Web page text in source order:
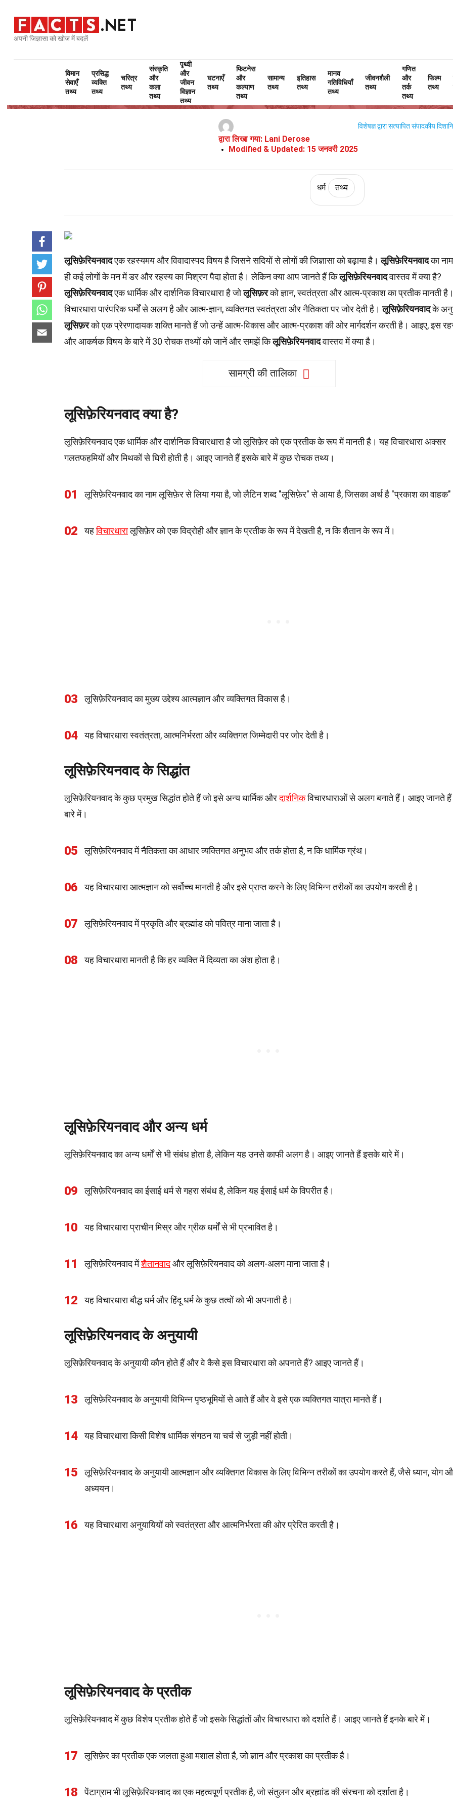
अपनी जिज्ञासा को खोज में बदलें
विमान
सेवाएँ
तथ्य
प्रसिद्ध
व्यक्ति
तथ्य
चरित्र
तथ्य
संस्कृति
और
कला
तथ्य
पृथ्वी
और
जीवन
विज्ञान
तथ्य
घटनाएँ
तथ्य
फिटनेस
और
कल्याण
तथ्य
सामान्य
तथ्य
इतिहास
तथ्य
मानव
गतिविधियाँ
तथ्य
जीवनशैली
तथ्य
गणित
और
तर्क
तथ्य
फिल्म
तथ्य
लूसिफ़ेरियनवाद के बारे में 30 तथ्य
द्वारा लिखा गया: Lani Derose
Modified & Updated: 15 जनवरी 2025
विशेषज्ञ द्वारा सत्यापित संपादकीय
धर्म तथ्य
लूसिफ़ेरियनवादएक रहस्यमय और विवादास्पद विषय है जिसने सदियों से लोगों की जिज्ञासा को बढ़ाया है।लूसिफ़ेरियनवादका
ही कई लोगों के मन में डर और रहस्य का मिश्रण पैदा होता है। लेकिन क्या आप जानते हैं किलूसिफ़ेरियनवादवास्तव में क्या है?
लूसिफ़ेरियनवादएक धार्मिक और दार्शनिक विचारधारा है जोलूसिफ़रको ज्ञान, स्वतंत्रता और आत्म-प्रकाश का प्रतीक मानती
विचारधारा पारंपरिक धर्मों से अलग है और आत्म-ज्ञान, व्यक्तिगत स्वतंत्रता और नैतिकता पर जोर देती है।लूसिफ़ेरियनवादके
लूसिफ़रको एक प्रेरणादायक शक्ति मानते हैं जो उन्हें आत्म-विकास और आत्म-प्रकाश की ओर मार्गदर्शन करती है। आइए, इस
और आकर्षक विषय के बारे में 30 रोचक तथ्यों को जानें और समझें किलूसिफ़ेरियनवादवास्तव में क्या है।
सामग्री की तालिका
लूसिफ़ेरियनवाद क्या है?
लूसिफ़ेरियनवाद एक धार्मिक और दार्शनिक विचारधारा है जो लूसिफ़ेर को एक प्रतीक के रूप में मानती है। यह विचारधारा अक्सर
गलतफहमियों और मिथकों से घिरी होती है। आइए जानते हैं इसके बारे में कुछ रोचक तथ्य।
01 लूसिफ़ेरियनवाद का नाम लूसिफ़ेर से लिया गया है, जो लैटिन शब्द "लूसिफ़ेर" से आया है, जिसका अर्थ है "प्रकाश का
02 यहविचारधारालूसिफ़ेर को एक विद्रोही और ज्ञान के प्रतीक के रूप में देखती है, न कि शैतान के रूप में।
03 लूसिफ़ेरियनवाद का मुख्य उद्देश्य आत्मज्ञान और व्यक्तिगत विकास है।
04 यह विचारधारा स्वतंत्रता, आत्मनिर्भरता और व्यक्तिगत जिम्मेदारी पर जोर देती है।
लूसिफ़ेरियनवाद के सिद्धांत
लूसिफ़ेरियनवाद के कुछ प्रमुख सिद्धांत होते हैं जो इसे अन्य धार्मिक औरदार्शनिकविचारधाराओं से अलग बनाते हैं। आइए जानते
बारे में।
05 लूसिफ़ेरियनवाद में नैतिकता का आधार व्यक्तिगत अनुभव और तर्क होता है, न कि धार्मिक ग्रंथ।
06 यह विचारधारा आत्मज्ञान को सर्वोच्च मानती है और इसे प्राप्त करने के लिए विभिन्न तरीकों का उपयोग करती है।
07 लूसिफ़ेरियनवाद में प्रकृति और ब्रह्मांड को पवित्र माना जाता है।
08 यह विचारधारा मानती है कि हर व्यक्ति में दिव्यता का अंश होता है।
लूसिफ़ेरियनवाद और अन्य धर्म
लूसिफ़ेरियनवाद का अन्य धर्मों से भी संबंध होता है, लेकिन यह उनसे काफी अलग है। आइए जानते हैं इसके बारे में।
09 लूसिफ़ेरियनवाद का ईसाई धर्म से गहरा संबंध है, लेकिन यह ईसाई धर्म के विपरीत है।
10 यह विचारधारा प्राचीन मिस्र और ग्रीक धर्मों से भी प्रभावित है।
11 लूसिफ़ेरियनवाद मेंशैतानवादऔर लूसिफ़ेरियनवाद को अलग-अलग माना जाता है।
12 यह विचारधारा बौद्ध धर्म और हिंदू धर्म के कुछ तत्वों को भी अपनाती है।
लूसिफ़ेरियनवाद के अनुयायी
लूसिफ़ेरियनवाद के अनुयायी कौन होते हैं और वे कैसे इस विचारधारा को अपनाते हैं? आइए जानते हैं।
13 लूसिफ़ेरियनवाद के अनुयायी विभिन्न पृष्ठभूमियों से आते हैं और वे इसे एक व्यक्तिगत यात्रा मानते हैं।
14 यह विचारधारा किसी विशेष धार्मिक संगठन या चर्च से जुड़ी नहीं होती।
15
लूसिफ़ेरियनवाद के अनुयायी आत्मज्ञान और व्यक्तिगत विकास के लिए विभिन्न तरीकों का उपयोग करते हैं, जैसे ध्यान, योग
अध्ययन।
16 यह विचारधारा अनुयायियों को स्वतंत्रता और आत्मनिर्भरता की ओर प्रेरित करती है।
लूसिफ़ेरियनवाद के प्रतीक
लूसिफ़ेरियनवाद में कुछ विशेष प्रतीक होते हैं जो इसके सिद्धांतों और विचारधारा को दर्शाते हैं। आइए जानते हैं इनके बारे में।
17 लूसिफ़ेर का प्रतीक एक जलता हुआ मशाल होता है, जो ज्ञान और प्रकाश का प्रतीक है।
18 पेंटाग्राम भी लूसिफ़ेरियनवाद का एक महत्वपूर्ण प्रतीक है, जो संतुलन और ब्रह्मांड की संरचना को दर्शाता है।